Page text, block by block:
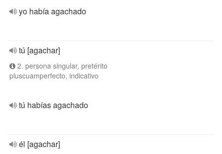
yo había agachado
tú [agachar]
2. persona singular, pretérito
pluscuamperfecto, indicativo
tú habías agachado
él [agachar]